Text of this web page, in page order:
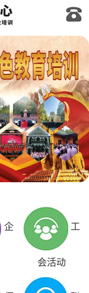
企 工
会活动